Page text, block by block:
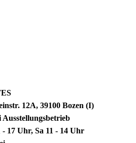
12A, 39100 Bozen (I)
Ausstellungsbetrieb
17 Uhr, Sa 11 - 14 Uhr